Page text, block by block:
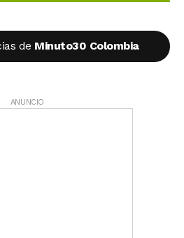
de Minuto30 Colombia
ANUNCIO